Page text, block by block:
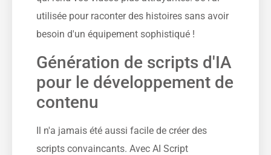
utilisée pour raconter des histoires sans avoir
besoin d'un équipement sophistiqué !
Génération de scripts d'IA
pour le développement de
contenu
Il n'a jamais été aussi facile de créer des
scripts convaincants. Avec AI Script